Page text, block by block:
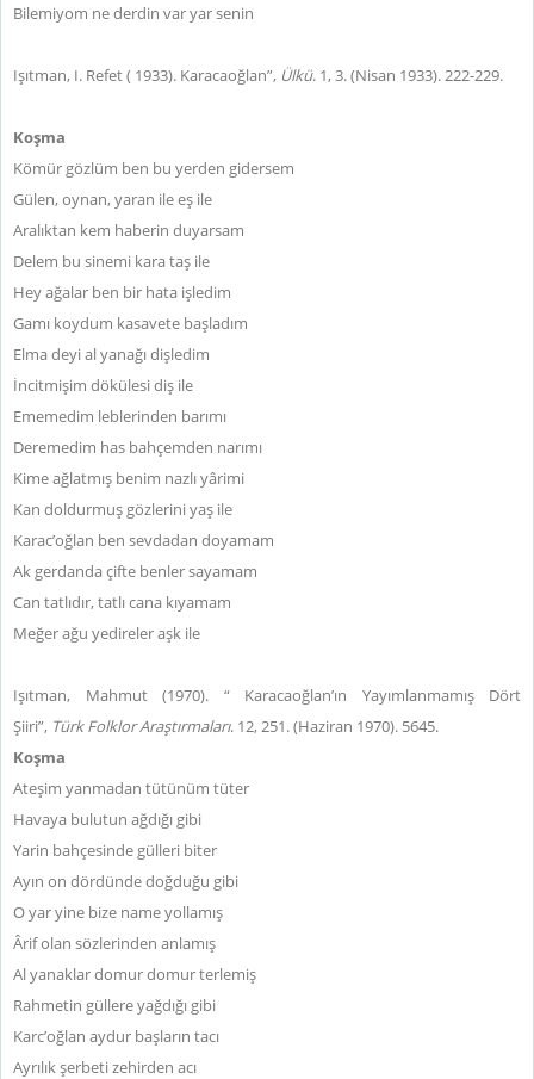
Bilemiyom ne derdin var yar senin
Işıtman, I. Refet ( 1933). Karacaoğlan”, Ülkü. 1, 3. (Nisan 1933). 222-229.
Koşma
Kömür gözlüm ben bu yerden gidersem
Gülen, oynan, yaran ile eş ile
Aralıktan kem haberin duyarsam
Delem bu sinemi kara taş ile
Hey ağalar ben bir hata işledim
Gamı koydum kasavete başladım
Elma deyi al yanağı dişledim
İncitmişim dökülesi diş ile
Ememedim leblerinden barımı
Deremedim has bahçemden narımı
Kime ağlatmış benim nazlı yârimi
Kan doldurmuş gözlerini yaş ile
Karac’oğlan ben sevdadan doyamam
Ak gerdanda çifte benler sayamam
Can tatlıdır, tatlı cana kıyamam
Meğer ağu yedireler aşk ile
Işıtman, Mahmut (1970). “ Karacaoğlan’ın Yayımlanmamış Dört
Şiiri”, Türk Folklor Araştırmaları. 12, 251. (Haziran 1970). 5645.
Koşma
Ateşim yanmadan tütünüm tüter
Havaya bulutun ağdığı gibi
Yarin bahçesinde gülleri biter
Ayın on dördünde doğduğu gibi
O yar yine bize name yollamış
Ârif olan sözlerinden anlamış
Al yanaklar domur domur terlemiş
Rahmetin güllere yağdığı gibi
Karc’oğlan aydur başların tacı
Ayrılık şerbeti zehirden acı